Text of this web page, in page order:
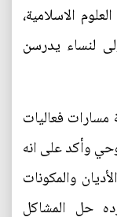
الاسلامية،
لنساء يدرسن
فعاليات
وأكد على انه
والمكونات
حل المشاكل